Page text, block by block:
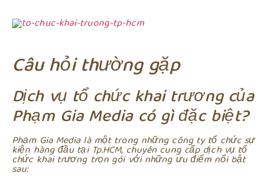
Câu hỏi thường gặp
Dịch vụ tổ chức khai trương của
Phạm Gia Media có gì đặc biệt?
Phạm Gia Media là một trong những công ty tổ chức sự
kiện hàng đầu tại Tp.HCM, chuyên cung cấp dịch vụ tổ
chức khai trương trọn gói với những ưu điểm nổi bật
sau: